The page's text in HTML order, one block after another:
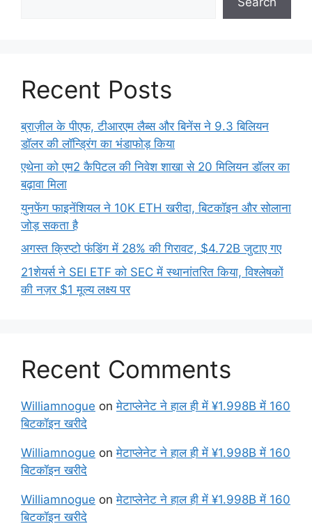
Recent Posts
ब्राज़ील के पीएफ, टीआरएम लैब्स और बिनेंस ने 9.3 बिलियन
डॉलर की लॉन्ड्रिंग का भंडाफोड़ किया
एथेना को एम2 कैपिटल की निवेश शाखा से 20 मिलियन डॉलर का
बढ़ावा मिला
युनफेंग फाइनेंशियल ने 10K ETH खरीदा, बिटकॉइन और सोलाना
जोड़ सकता है
अगस्त क्रिप्टो फंडिंग में 28% की गिरावट, $4.72B जुटाए गए
21शेयर्स ने SEI ETF को SEC में स्थानांतरित किया, विश्लेषकों
की नज़र $1 मूल्य लक्ष्य पर
Recent Comments
Williamnogue onमेटाप्लेनेट ने हाल ही में ¥1.998B में 160
बिटकॉइन खरीदे
Williamnogue onमेटाप्लेनेट ने हाल ही में ¥1.998B में 160
बिटकॉइन खरीदे
Williamnogue onमेटाप्लेनेट ने हाल ही में ¥1.998B में 160
बिटकॉइन खरीदे